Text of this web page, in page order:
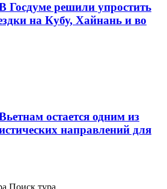
Госдуме решили упростить
на Кубу, Хайнань и во
остается одним из
направлений для
Поиск тура